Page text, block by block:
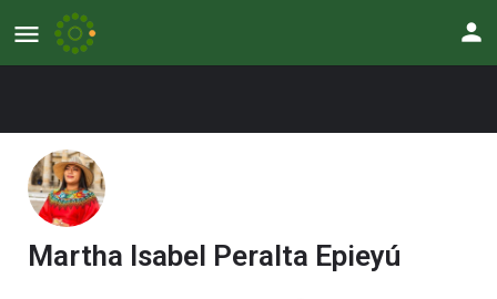
Martha Isabel Peralta Epieyú